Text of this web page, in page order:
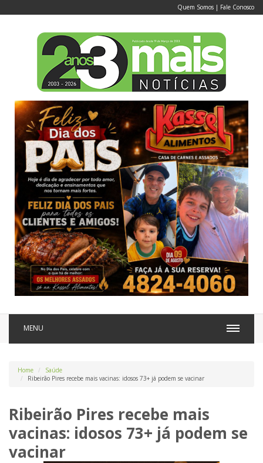
Quem Somos | Fale Conosco
MENU
Home
Saúde
Ribeirão Pires recebe mais vacinas: idosos 73+ já podem se vacinar
Ribeirão Pires recebe mais
vacinas: idosos 73+ já podem se
vacinar